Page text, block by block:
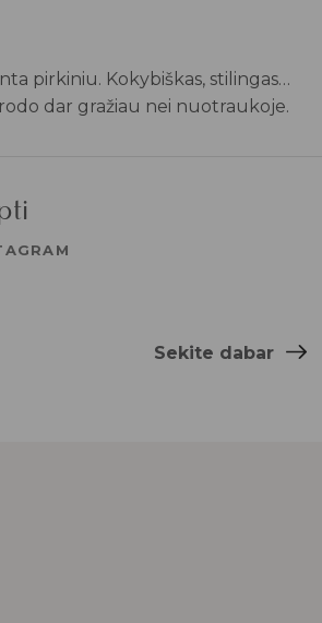
pirkiniu. Kokybiškas, stilingas…
dar gražiau nei nuotraukoje.
Sekite dabar